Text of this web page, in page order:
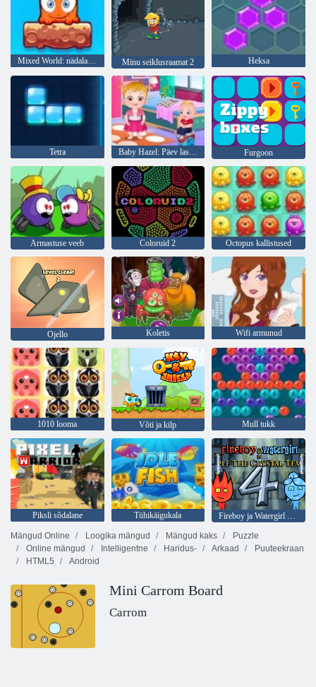
Mixed World: nädalavahetus Minu seiklusraamat 2 Heksa
Tetra Baby Hazel: Päev lasteaias Furgoon
Armastuse veeb Coloruid 2 Octopus kallistused
Ojello Koletis Wifi armunud
1010 looma Võti ja kilp Mull tukk
Piksli sõdalane Tühikäigukala
Fireboy ja Watergirl 4: kristalltempel
Mängud Online
Loogika mängud Mängud kaks
Puzzle
Online mängud
Intelligentne Haridus- Arkaad
Puuteekraan
HTML5
Android
Mini Carrom Board
Carrom